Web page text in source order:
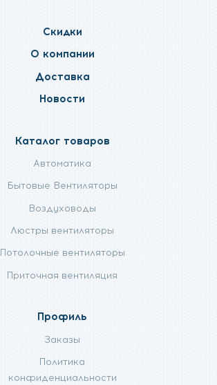
facebooktelegram
Скидки
О компании
Доставка
Новости
Каталог товаров
Автоматика
Бытовые Вентиляторы
Воздуховоды
Люстры вентиляторы
Потолочные вентиляторы
Приточная вентиляция
Профиль
Заказы
Политика
конфиденциальности